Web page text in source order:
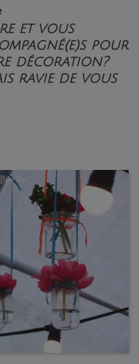
et vous
pour
décoration?
ravie de vous